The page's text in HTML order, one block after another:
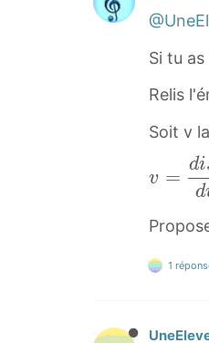
Si tu
Relis
Soit v
=
d
i
s
n
v =
d
di
1